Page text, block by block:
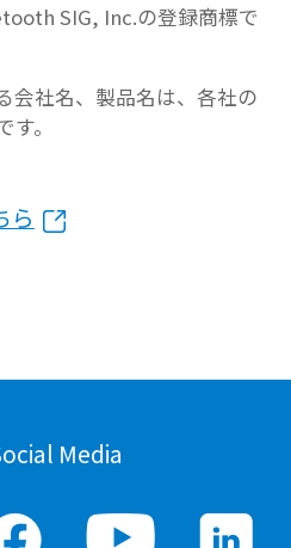
SIG, Inc.の登録商標で
会社名、製品名は、各社の
。
ら
Media